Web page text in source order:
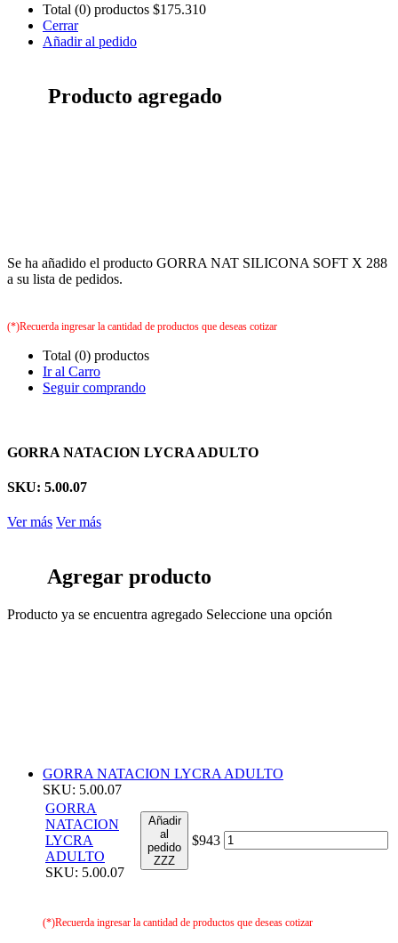
Total (0) productos $175.310
Cerrar
Añadir al pedido
Producto agregado
Se ha añadido el producto GORRA NAT SILICONA SOFT X 288
a su lista de pedidos.
(*)Recuerda ingresar la cantidad de productos que deseas cotizar
Total (0) productos
Ir al Carro
Seguir comprando
GORRA NATACION LYCRA ADULTO
SKU: 5.00.07
Ver más Ver más
Agregar producto
Producto ya se encuentra agregado Seleccione una opción
GORRA NATACION LYCRA ADULTO
SKU: 5.00.07
GORRA
NATACION
LYCRA
ADULTO
SKU: 5.00.07
Añadir
al
pedido
ZZZ
$943
(*)Recuerda ingresar la cantidad de productos que deseas cotizar